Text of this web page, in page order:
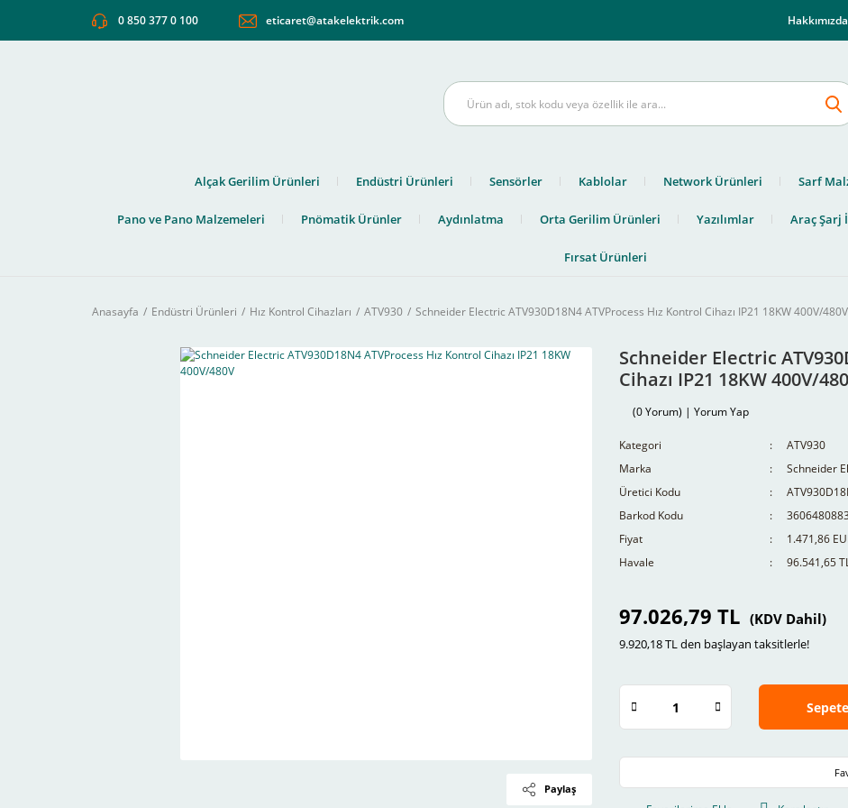
0 850 377 0 100 eticaret@atakelektrik.com Hakkımızda
Alçak Gerilim Ürünleri Endüstri Ürünleri Sensörler Kablolar Network Ürünleri Sarf
Pano ve Pano Malzemeleri Pnömatik Ürünler Aydınlatma Orta Gerilim Ürünleri Yazılımlar Araç Şarj
Fırsat Ürünleri
Anasayfa Endüstri Ürünleri Hız Kontrol Cihazları ATV930 Schneider Electric ATV930D18N4 ATVProcess Hız Kontrol Cihazı IP21 18KW 400V/480V
Paylaş
Schneider Electric
Cihazı IP21 18KW 400V/
(0 Yorum) | Yorum Yap
Kategori
ATV930
Marka
Schneider
Üretici Kodu
Barkod Kodu
Fiyat
1.471,86
Havale
96.541,65
97.026,79 TL (KDV Dahil)
9.920,18 TL den başlayan taksitlerle!